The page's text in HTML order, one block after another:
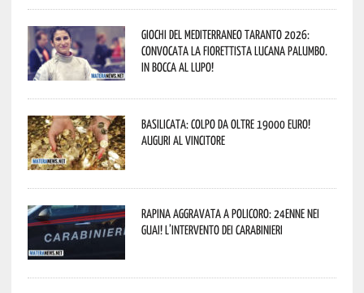
Giochi del Mediterraneo Taranto 2026:
convocata la fiorettista lucana Palumbo.
In bocca al lupo!
Basilicata: colpo da oltre 19000 Euro!
Auguri al vincitore
Rapina aggravata a Policoro: 24enne nei
guai! L’intervento dei Carabinieri